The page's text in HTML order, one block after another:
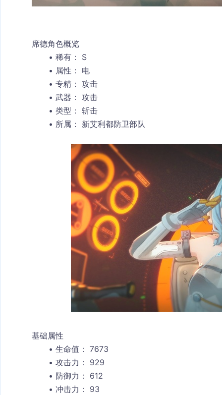
席德角色概览
稀有：
S
属性：
电
专精： 攻击
武器： 攻击
类型： 斩击
所属：
新艾利都防卫部队
基础属性
生命值： 7673
攻击力：
929
防御力：
612
冲击力：
93